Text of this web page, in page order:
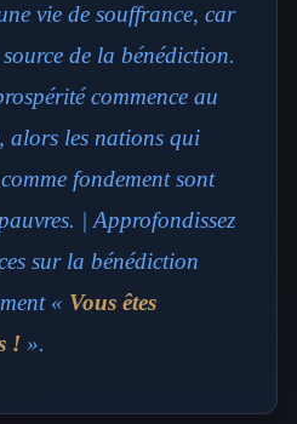
vie de souffrance, car
de la bénédiction.
commence au
alors les nations qui
fondement sont
| Approfondissez
sur la bénédiction
« Vous êtes
! ».